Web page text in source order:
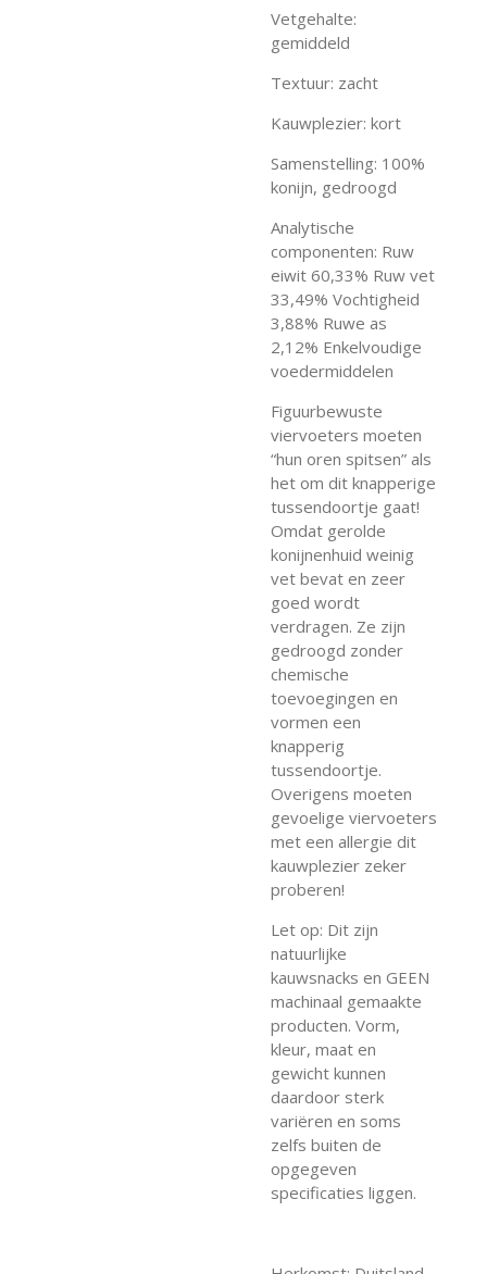
Vetgehalte:
gemiddeld
Textuur: zacht
Kauwplezier: kort
Samenstelling: 100%
konijn, gedroogd
Analytische
componenten: Ruw
eiwit 60,33% Ruw vet
33,49% Vochtigheid
3,88% Ruwe as
2,12% Enkelvoudige
voedermiddelen
Figuurbewuste
viervoeters moeten
“hun oren spitsen” als
het om dit knapperige
tussendoortje gaat!
Omdat gerolde
konijnenhuid weinig
vet bevat en zeer
goed wordt
verdragen. Ze zijn
gedroogd zonder
chemische
toevoegingen en
vormen een
knapperig
tussendoortje.
Overigens moeten
gevoelige viervoeters
met een allergie dit
kauwplezier zeker
proberen!
Let op: Dit zijn
natuurlijke
kauwsnacks en GEEN
machinaal gemaakte
producten. Vorm,
kleur, maat en
gewicht kunnen
daardoor sterk
variëren en soms
zelfs buiten de
opgegeven
specificaties liggen.